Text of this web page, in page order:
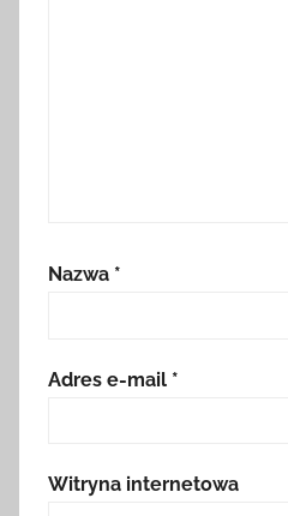
Nazwa *
Adres e-mail *
Witryna internetowa